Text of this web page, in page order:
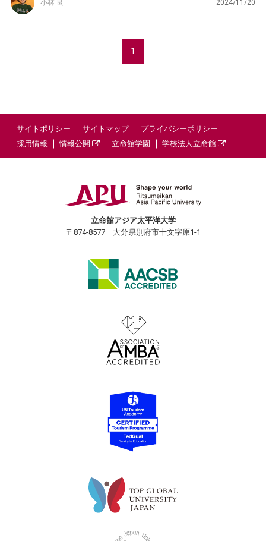
小林 良 2024/11/20
1
サイトポリシー サイトマップ
プライバシーポリシー
採用情報
情報公開 立命館学園 学校法人立命館
立命館アジア太平洋大学
〒874-8577 大分県別府市十文字原1-1